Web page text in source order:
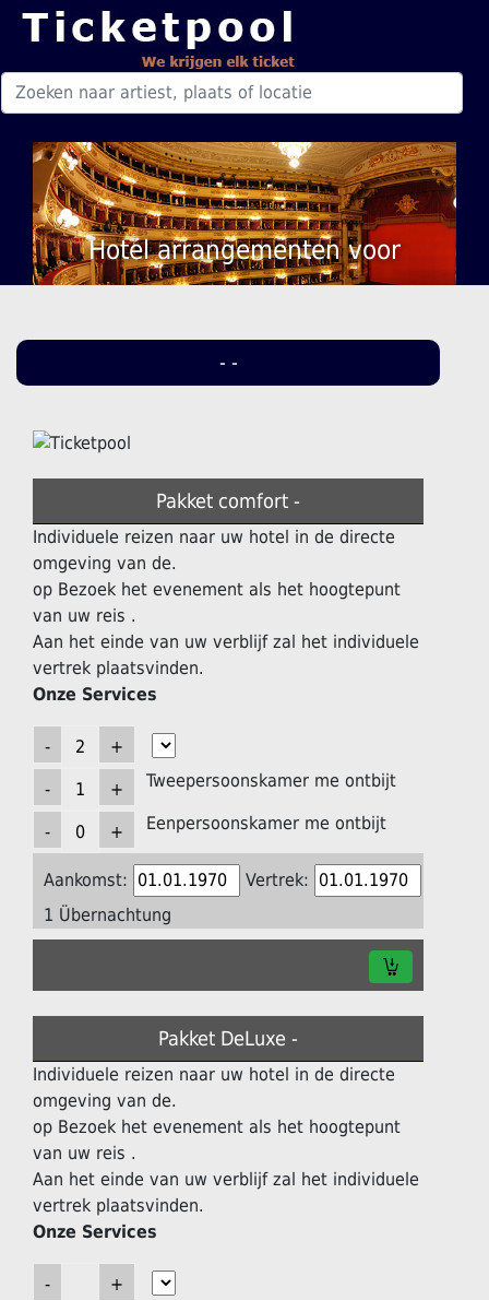
Hotel arrangementen voor
- -
Pakket comfort -
Individuele reizen naar uw hotel in de directe
omgeving van de.
op Bezoek het evenement als het hoogtepunt
van uw reis .
Aan het einde van uw verblijf zal het individuele
vertrek plaatsvinden.
Onze Services
Tweepersoonskamer me ontbijt
Eenpersoonskamer me ontbijt
Aankomst:
Vertrek:
1 Übernachtung
Pakket DeLuxe -
Individuele reizen naar uw hotel in de directe
omgeving van de.
op Bezoek het evenement als het hoogtepunt
van uw reis .
Aan het einde van uw verblijf zal het individuele
vertrek plaatsvinden.
Onze Services